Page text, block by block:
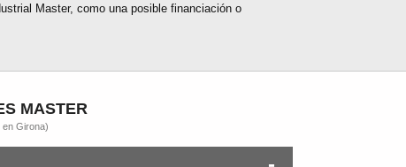
Master, como una posible financiación o
MASTER
Girona)